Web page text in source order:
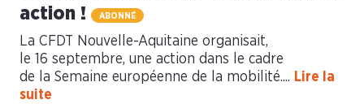
action !
ABONNÉ
La CFDT Nouvelle-Aquitaine organisait,
le 16 septembre, une action dans le cadre
de la Semaine européenne de la mobilité.... Lire la
suite